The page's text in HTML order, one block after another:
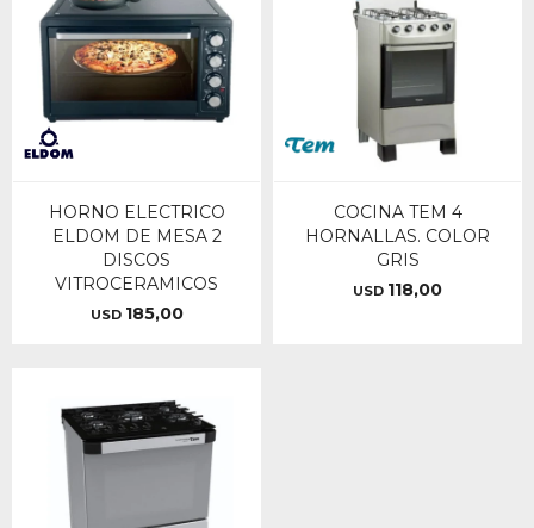
HORNO ELECTRICO
ELDOM DE MESA 2
DISCOS
VITROCERAMICOS
USD 185,00
COCINA TEM 4
HORNALLAS. COLOR
GRIS
USD 118,00